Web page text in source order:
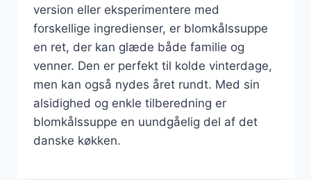
version eller eksperimentere med
forskellige ingredienser, er blomkålssuppe
en ret, der kan glæde både familie og
venner. Den er perfekt til kolde vinterdage,
men kan også nydes året rundt. Med sin
alsidighed og enkle tilberedning er
blomkålssuppe en uundgåelig del af det
danske køkken.